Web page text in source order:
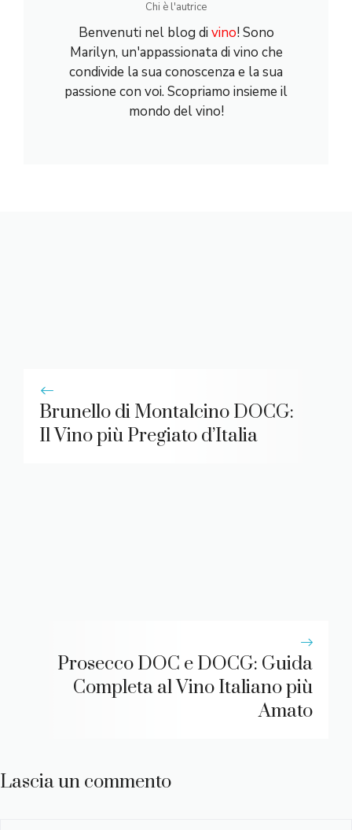
Chi è l'autrice
Benvenuti nel blog divino! Sono
Marilyn, un'appassionata di vino che
condivide la sua conoscenza e la sua
passione con voi. Scopriamo insieme il
mondo del vino!
Brunello di Montalcino DOCG:
Il Vino più Pregiato d’Italia
Prosecco DOC e DOCG: Guida
Completa al Vino Italiano più
Amato
Lascia un commento